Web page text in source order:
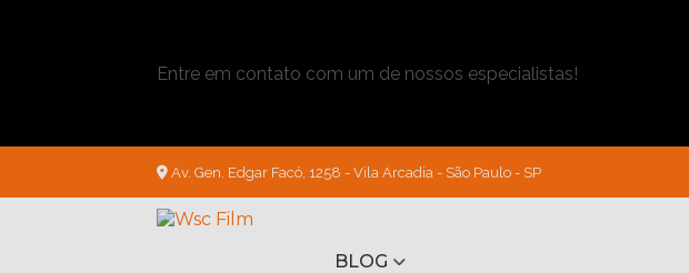
Entre em contato com um de nossos especialistas!
Av. Gen. Edgar Facó, 1258 - Vila Arcadia - São Paulo - SP
BLOG